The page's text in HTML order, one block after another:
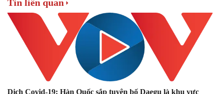
Tin liên quan
Dịch Covid-19: Hàn Quốc sắp tuyên bố Daegu là khu vực